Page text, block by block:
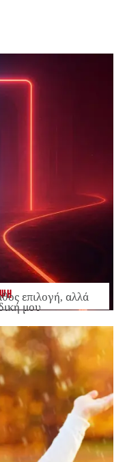
επιλογή, αλλά
μου